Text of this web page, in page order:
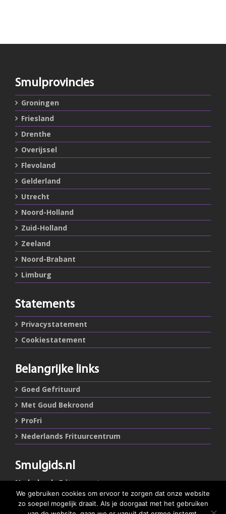
Smulprovincies
Groningen
Friesland
Drenthe
Overijssel
Flevoland
Gelderland
Utrecht
Noord-Holland
Zuid-Holland
Zeeland
Noord-Brabant
Limburg
Statements
Privacystatement
Cookiestatement
Belangrijke links
Goed Gefrituurd
Met Goud Bekroond
ProFri
Nederlands Frituurcentrum
Smulgids.nl
Nederlands Frituurcentrum
Blaarthemseweg 72
5502 JW Veldhoven
We gebruiken cookies om ervoor te zorgen dat onze website
zo soepel mogelijk draait. Als je doorgaat met het gebruiken